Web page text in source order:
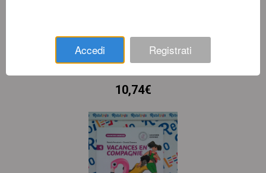
Time Off 1 + Cd
10,74€
Accedi Registrati